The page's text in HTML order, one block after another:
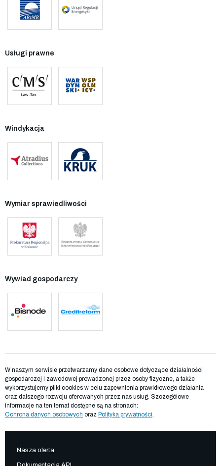
Usługi prawne
Windykacja
Wymiar sprawiedliwości
Wywiad gospodarczy
W naszym serwisie przetwarzamy dane osobowe dotyczące działalności
gospodarczej i zawodowej prowadzonej przez osoby fizyczne, a także
wykorzystujemy pliki cookies w celu zapewnienia prawidłowego działania
oraz dalszego rozwoju oferowanych przez nas usług. Szczegółowe
informacje na ten temat dostępne są na stronach:
Ochrona danych osobowych oraz Polityka prywatności.
Nasza oferta